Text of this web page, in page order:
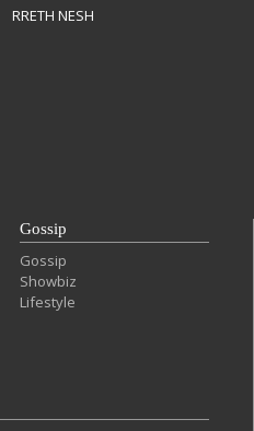
RRETH NESH
Gossip
Gossip
Showbiz
Lifestyle